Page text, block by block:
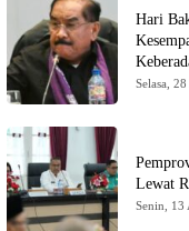
Hari
Selasa,
Lewat
Senin, 13